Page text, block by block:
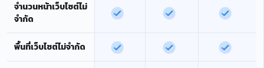
จำนวนหน้าเว็บไซต์ไม่
จำกัด
พื้นที่เว็บไซต์ไม่จำกัด